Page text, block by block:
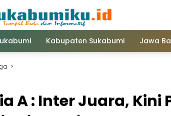
Kabupaten Sukabumi Jawa
A : Inter Juara, Kini